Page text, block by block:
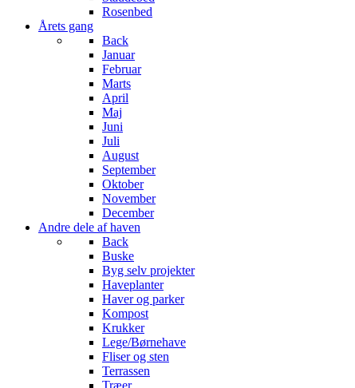
Rosenbed
Årets gang
Back
Januar
Februar
Marts
April
Maj
Juni
Juli
August
September
Oktober
November
December
Andre dele af haven
Back
Buske
Byg selv projekter
Haveplanter
Haver og parker
Kompost
Krukker
Lege/Børnehave
Fliser og sten
Terrassen
Træer